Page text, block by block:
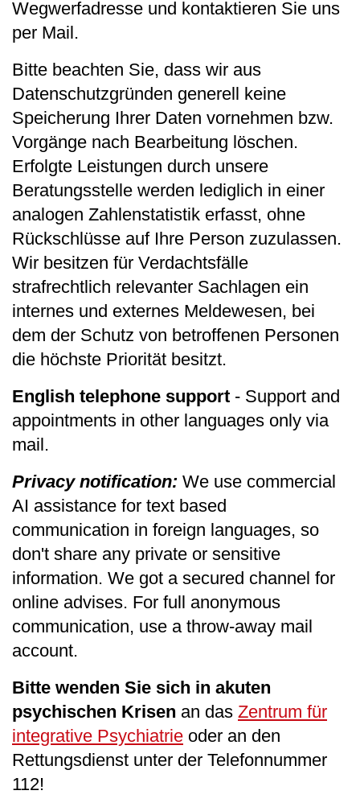
Wegwerfadresse und kontaktieren Sie uns
per Mail.
Bitte beachten Sie, dass wir aus
Datenschutzgründen generell keine
Speicherung Ihrer Daten vornehmen bzw.
Vorgänge nach Bearbeitung löschen.
Erfolgte Leistungen durch unsere
Beratungsstelle werden lediglich in einer
analogen Zahlenstatistik erfasst, ohne
Rückschlüsse auf Ihre Person zuzulassen.
Wir besitzen für Verdachtsfälle
strafrechtlich relevanter Sachlagen ein
internes und externes Meldewesen, bei
dem der Schutz von betroffenen Personen
die höchste Priorität besitzt.
English telephone support - Support and
appointments in other languages only via
mail.
Privacy notification: We use commercial
AI assistance for text based
communication in foreign languages, so
don't share any private or sensitive
information. We got a secured channel for
online advises. For full anonymous
communication, use a throw-away mail
account.
Bitte wenden Sie sich in akuten
psychischen Krisen an das Zentrum für
integrative Psychiatrie oder an den
Rettungsdienst unter der Telefonnummer
112!